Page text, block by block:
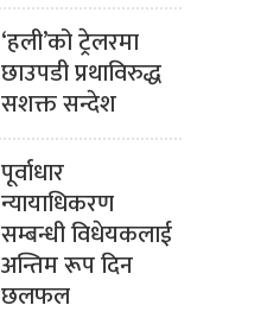
‘हली’को ट्रेलरमा
छाउपडी प्रथाविरुद्ध
सशक्त सन्देश
पूर्वाधार
न्यायाधिकरण
सम्बन्धी विधेयकलाई
अन्तिम रूप दिन
छलफल